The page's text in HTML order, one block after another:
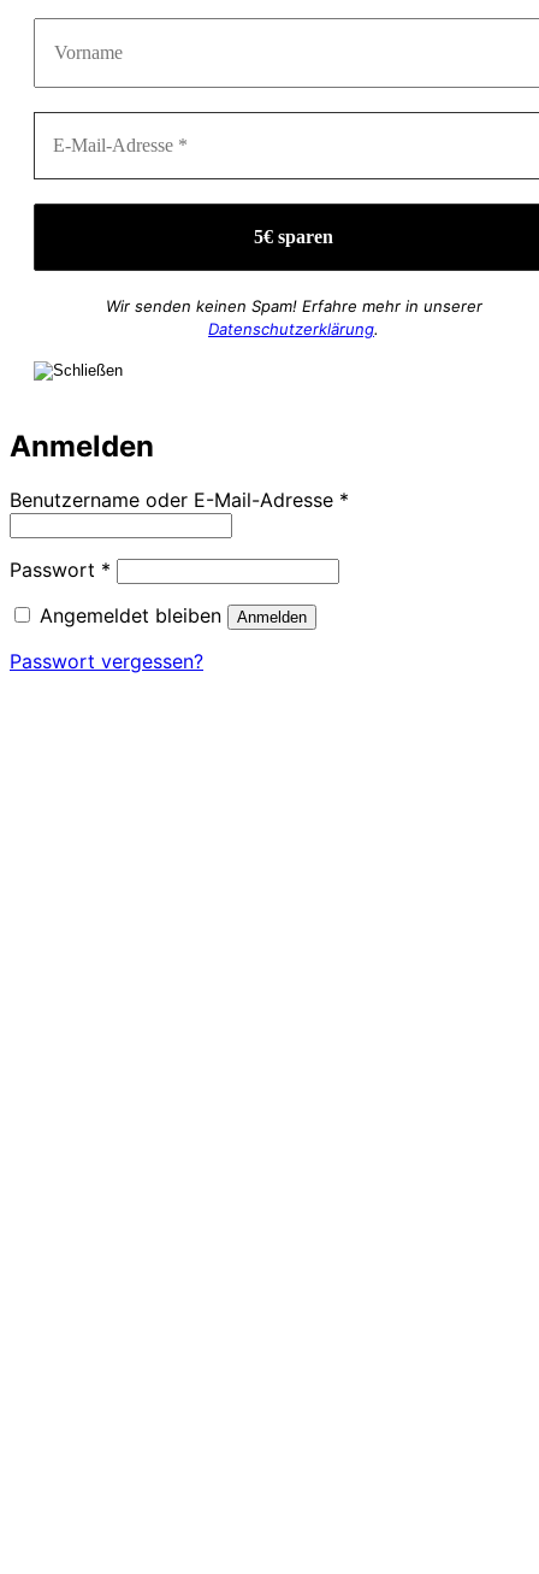
Wir senden keinen Spam! Erfahre mehr in unserer
Datenschutzerklärung.
Anmelden
Benutzername oder E-Mail-Adresse *
Passwort * Erforderlich
Angemeldet bleiben
Anmelden
Passwort vergessen?